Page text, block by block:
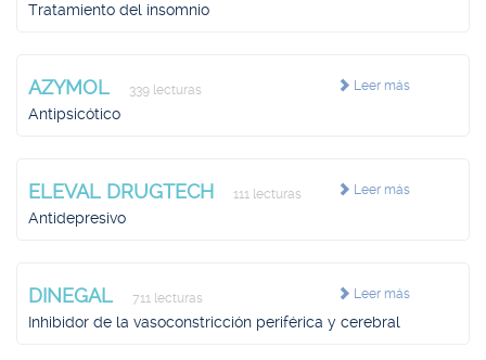
Tratamiento del insomnio
Leer más
AZYMOL 339 lecturas
Antipsicótico
Leer más
ELEVAL DRUGTECH 111 lecturas
Antidepresivo
Leer más
DINEGAL 711 lecturas
Inhibidor de la vasoconstricción periférica y cerebral